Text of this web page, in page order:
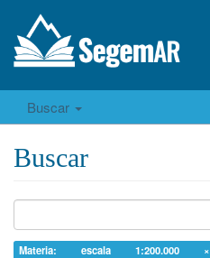
Buscar
Buscar
Materia: escala 1:200.000 ×